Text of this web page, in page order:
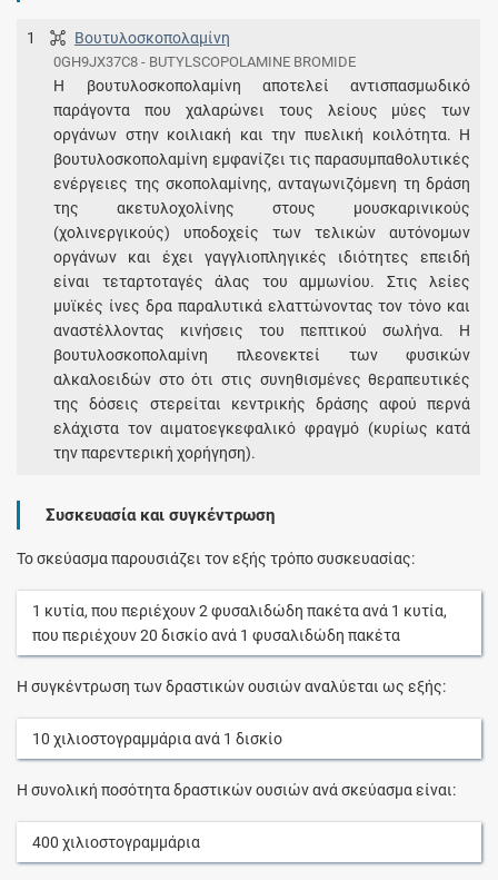
1 Βουτυλοσκοπολαμίνη
0GH9JX37C8 - BUTYLSCOPOLAMINE BROMIDE
Η βουτυλοσκοπολαμίνη αποτελεί αντισπασμωδικό
παράγοντα που χαλαρώνει τους λείους μύες των
οργάνων στην κοιλιακή και την πυελική κοιλότητα. Η
βουτυλοσκοπολαμίνη εμφανίζει τις παρασυμπαθολυτικές
ενέργειες της σκοπολαμίνης, ανταγωνιζόμενη τη δράση
της ακετυλοχολίνης στους μουσκαρινικούς
(χολινεργικούς) υποδοχείς των τελικών αυτόνομων
οργάνων και έχει γαγγλιοπληγικές ιδιότητες επειδή
είναι τεταρτοταγές άλας του αμμωνίου. Στις λείες
μυϊκές ίνες δρα παραλυτικά ελαττώνοντας τον τόνο και
αναστέλλοντας κινήσεις του πεπτικού σωλήνα. Η
βουτυλοσκοπολαμίνη πλεονεκτεί των φυσικών
αλκαλοειδών στο ότι στις συνηθισμένες θεραπευτικές
της δόσεις στερείται κεντρικής δράσης αφού περνά
ελάχιστα τον αιματοεγκεφαλικό φραγμό (κυρίως κατά
την παρεντερική χορήγηση).
Συσκευασία και συγκέντρωση
Το σκεύασμα παρουσιάζει τον εξής τρόπο συσκευασίας:
1 κυτία, που περιέχουν2 φυσαλιδώδη πακέταανά 1 κυτία,
που περιέχουν20 δισκίοανά 1 φυσαλιδώδη πακέτα
Η συγκέντρωση των δραστικών ουσιών αναλύεται ως εξής:
10 χιλιοστογραμμάριαανά 1 δισκίο
Η συνολική ποσότητα δραστικών ουσιών ανά σκεύασμα είναι:
400 χιλιοστογραμμάρια